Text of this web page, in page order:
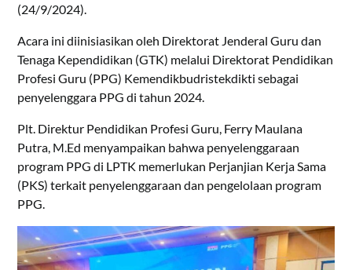
(24/9/2024).
Acara ini diinisiasikan oleh Direktorat Jenderal Guru dan
Tenaga Kependidikan (GTK) melalui Direktorat Pendidikan
Profesi Guru (PPG) Kemendikbudristekdikti sebagai
penyelenggara PPG di tahun 2024.
Plt. Direktur Pendidikan Profesi Guru, Ferry Maulana
Putra, M.Ed menyampaikan bahwa penyelenggaraan
program PPG di LPTK memerlukan Perjanjian Kerja Sama
(PKS) terkait penyelenggaraan dan pengelolaan program
PPG.